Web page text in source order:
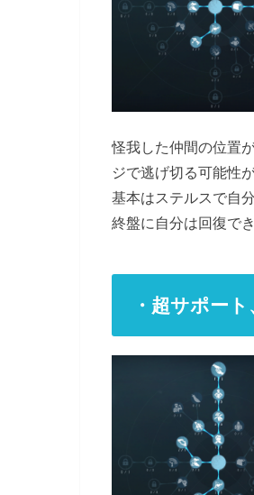
怪我した仲間の位置
ジで逃げ切る可能性
基本はステルスで自
終盤に自分は回復で
・超サポー